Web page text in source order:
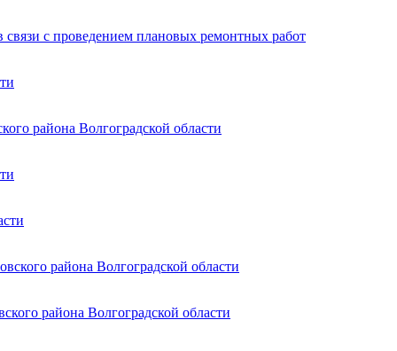
с проведением плановых ремонтных работ
района Волгоградской области
района Волгоградской области
района Волгоградской области